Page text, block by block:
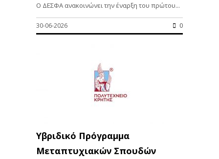
Ο ΔΕΣΦΑ ανακοινώνει την έναρξη του πρώτου...
30-06-2026 0
Υβριδικό Πρόγραμμα
Μεταπτυχιακών Σπουδών